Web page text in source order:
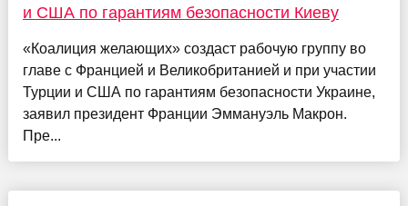
и США по гарантиям безопасности Киеву
«Коалиция желающих» создаст рабочую группу во
главе с Францией и Великобританией и при участии
Турции и США по гарантиям безопасности Украине,
заявил президент Франции Эммануэль Макрон.
Пре...